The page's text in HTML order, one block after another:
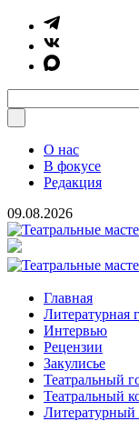
О нас
В фокусе
Редакция
09.08.2026
Главная
Литературная
Интервью
Рецензии
Закулисье
Театральный
Театральный
Литературный